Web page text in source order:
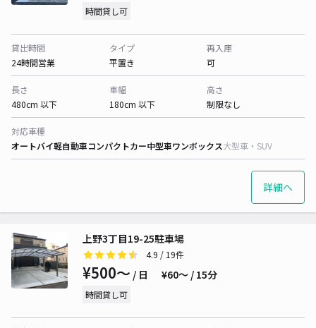
時間貸し可
貸出時間
24時間営業
タイプ
平置き
再入庫
可
長さ
480cm 以下
車幅
180cm 以下
高さ
制限なし
対応車種
オートバイ軽自動車コンパクトカー中型車ワンボックス大型車・SUV
詳細へ
上野3丁目19-25駐車場
4.9 / 19件
¥500〜 / 日 ¥60〜 / 15分
時間貸し可